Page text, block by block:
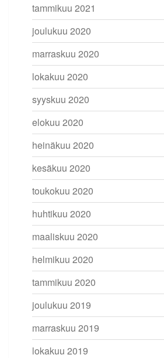
tammikuu 2021
joulukuu 2020
marraskuu 2020
lokakuu 2020
syyskuu 2020
elokuu 2020
heinäkuu 2020
kesäkuu 2020
toukokuu 2020
huhtikuu 2020
maaliskuu 2020
helmikuu 2020
tammikuu 2020
joulukuu 2019
marraskuu 2019
lokakuu 2019